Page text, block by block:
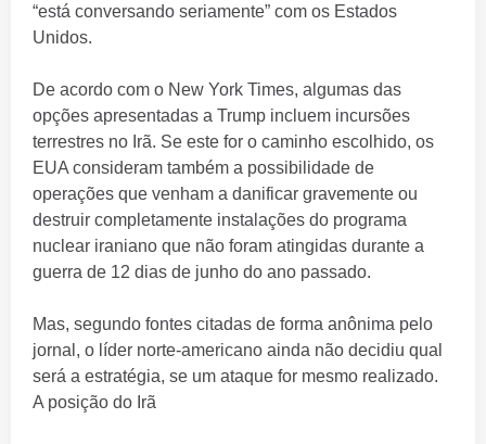
“está conversando seriamente” com os Estados
Unidos.
De acordo com o New York Times, algumas das
opções apresentadas a Trump incluem incursões
terrestres no Irã. Se este for o caminho escolhido, os
EUA consideram também a possibilidade de
operações que venham a danificar gravemente ou
destruir completamente instalações do programa
nuclear iraniano que não foram atingidas durante a
guerra de 12 dias de junho do ano passado.
Mas, segundo fontes citadas de forma anônima pelo
jornal, o líder norte-americano ainda não decidiu qual
será a estratégia, se um ataque for mesmo realizado.
A posição do Irã